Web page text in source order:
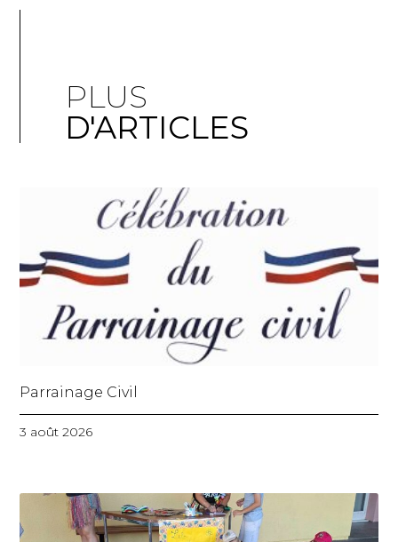
PLUS
D'ARTICLES
Parrainage Civil
3 août 2026